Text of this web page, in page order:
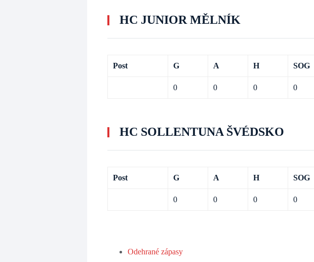
HC JUNIOR MĚLNÍK
Post G A H SOG
0 0 0 0
HC SOLLENTUNA ŠVÉDSKO
Post G A H SOG
0 0 0 0
Odehrané zápasy